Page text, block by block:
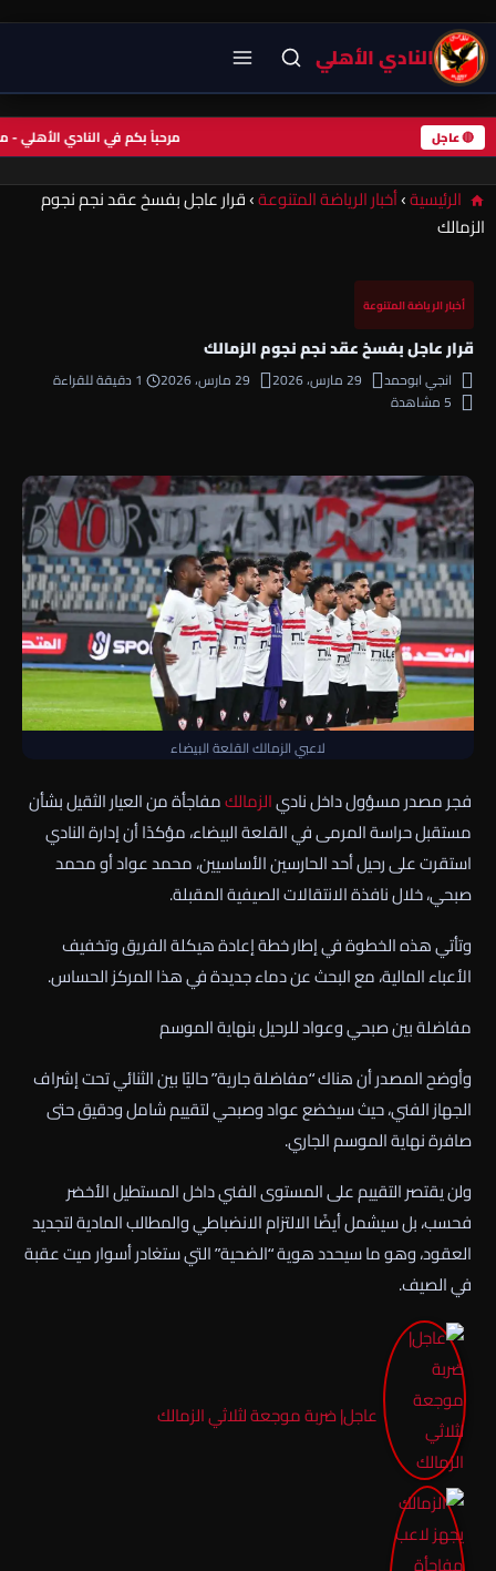
النادي الأهلي
🔴 عاجل مرحباً بكم في النادي
الرئيسية›أخبار الرياضة المتنوعة›قرار عاجل بفسخ عقد نجم نجوم
الزمالك
أخبار الرياضة المتنوعة
قرار عاجل بفسخ عقد نجم نجوم الزمالك
انجي ابوحمد 29 مارس، 2026 29 مارس، 2026
1 دقيقة للقراءة
5 مشاهدة
لاعبي الزمالك القلعة البيضاء
فجر مصدر مسؤول داخل ناديالزمالكمفاجأة من العيار الثقيل بشأن
مستقبل حراسة المرمى في القلعة البيضاء، مؤكدًا أن إدارة النادي
استقرت على رحيل أحد الحارسين الأساسيين، محمد عواد أو محمد
صبحي، خلال نافذة الانتقالات الصيفية المقبلة.
وتأتي هذه الخطوة في إطار خطة إعادة هيكلة الفريق وتخفيف
الأعباء المالية، مع البحث عن دماء جديدة في هذا المركز الحساس.
مفاضلة بين صبحي وعواد للرحيل بنهاية الموسم
وأوضح المصدر أن هناك “مفاضلة جارية” حاليًا بين الثنائي تحت إشراف
الجهاز الفني، حيث سيخضع عواد وصبحي لتقييم شامل ودقيق حتى
صافرة نهاية الموسم الجاري.
ولن يقتصر التقييم على المستوى الفني داخل المستطيل الأخضر
فحسب، بل سيشمل أيضًا الالتزام الانضباطي والمطالب المادية لتجديد
العقود، وهو ما سيحدد هوية “الضحية” التي ستغادر أسوار ميت عقبة
في الصيف.
عاجل| ضربة موجعة لثلاثي الزمالك